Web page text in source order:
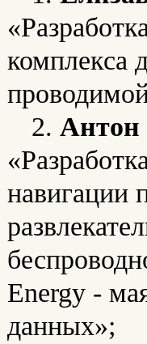
комплекса
2. Антон
навигации
Energy -
данных»;